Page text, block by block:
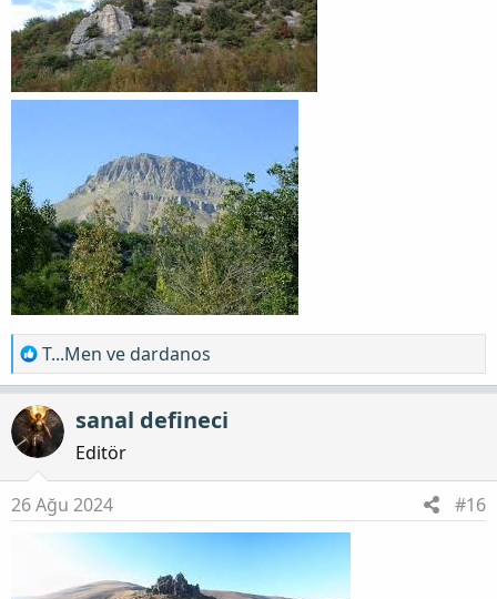
T
e
p
k
i
l
e
r
T...Men ve dardanos
sanal defineci
Editör
26 Ağu 2024 #16